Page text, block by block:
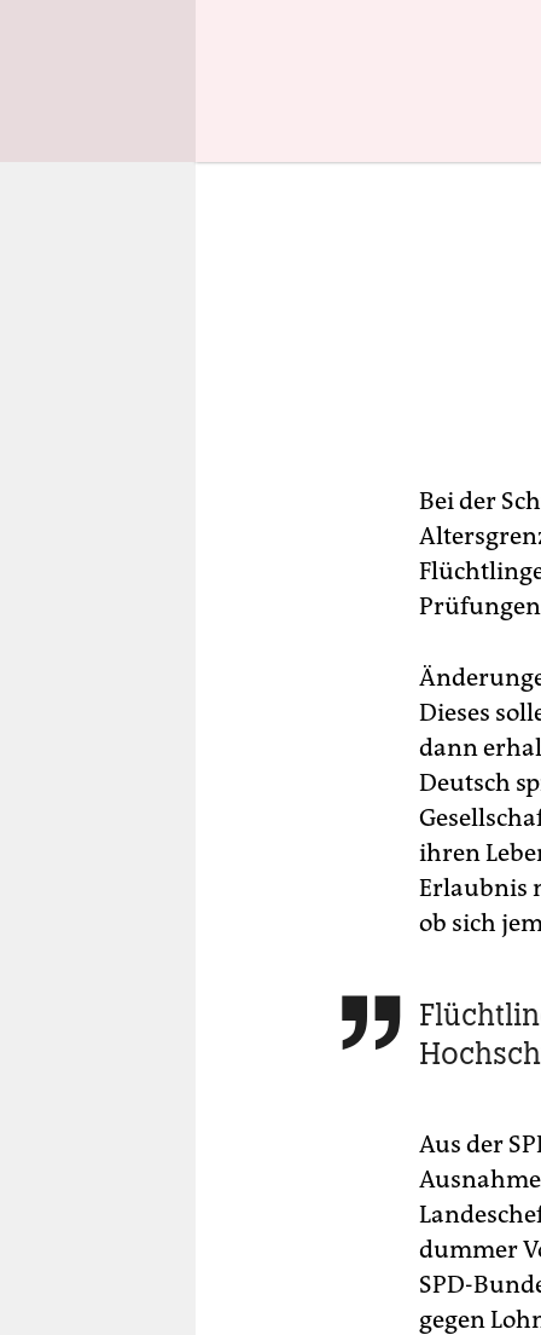
Bei der
Dieses
dann
Deutsch
ihren
Erlaubnis
ob sich

Aus der
dummer
SPD-
gegen